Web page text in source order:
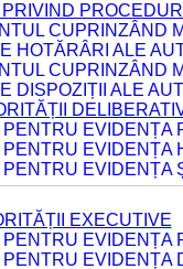
CUPRINZÂND
HOTĂRÂRI ALE
CUPRINZÂND
DISPOZIȚII ALE
EVIDENȚA
EVIDENȚA
EVIDENȚA
EXECUTIVE
EVIDENȚA
EVIDENȚA